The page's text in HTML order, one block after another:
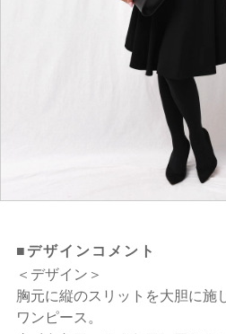
■デザインコメント
＜デザイン＞
胸元に縦のスリットを大胆に施
ワンピース。